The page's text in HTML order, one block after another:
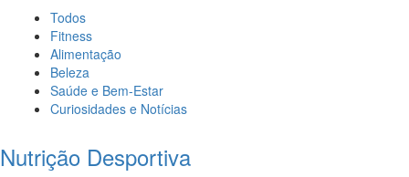
Todos
Fitness
Alimentação
Beleza
Saúde e Bem-Estar
Curiosidades e Notícias
Nutrição Desportiva